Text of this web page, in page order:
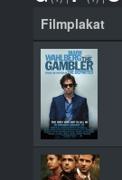
Filmplakat